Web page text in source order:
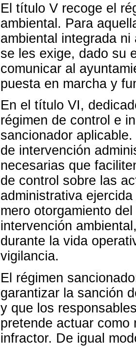
El título V recoge el
ambiental. Para
ambiental integrada
se les exige, dado su
comunicar al
puesta en marcha y
En el título VI,
régimen de control e
sancionador
de intervención
necesarias que
de control sobre las
administrativa
mero otorgamiento
intervención
durante la vida
vigilancia.
El régimen
garantizar la sanción
y que los
pretende actuar como
infractor. De igual